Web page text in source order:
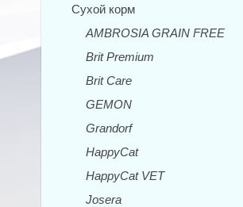
Сухой корм
AMBROSIA GRAIN FREE
Brit Premium
Brit Care
GEMON
Grandorf
HappyCat
HappyCat VET
Josera